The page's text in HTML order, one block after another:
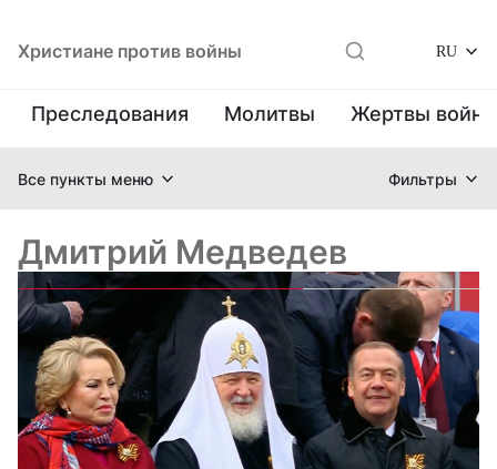
Христиане против войны RU
Преследования Молитвы Жертвы
Все пункты меню Фильтры
Дмитрий Медведев